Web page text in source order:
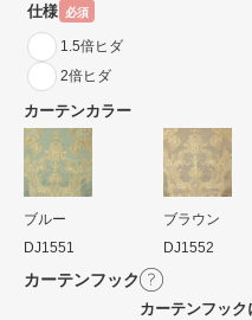
仕様 必須
1.5倍ヒダ
2倍ヒダ
カーテンカラー
ブルー
DJ1551
ブラウン
DJ1552
カーテンフック
カーテンフック